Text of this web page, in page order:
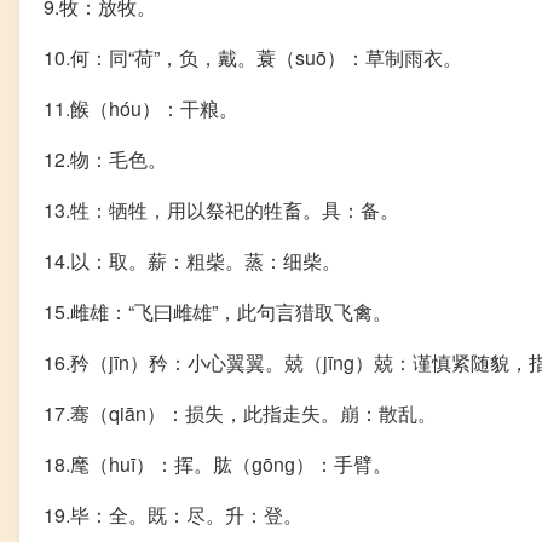
9.牧：放牧。
10.何：同“荷”，负，戴。蓑（suō）：草制雨衣。
11.餱（hóu）：干粮。
12.物：毛色。
13.牲：牺牲，用以祭祀的牲畜。具：备。
14.以：取。薪：粗柴。蒸：细柴。
15.雌雄：“飞曰雌雄”，此句言猎取飞禽。
16.矜（jīn）矜：小心翼翼。兢（jīng）兢：谨慎紧随貌，
17.骞（qiān）：损失，此指走失。崩：散乱。
18.麾（huī）：挥。肱（ɡōnɡ）：手臂。
19.毕：全。既：尽。升：登。